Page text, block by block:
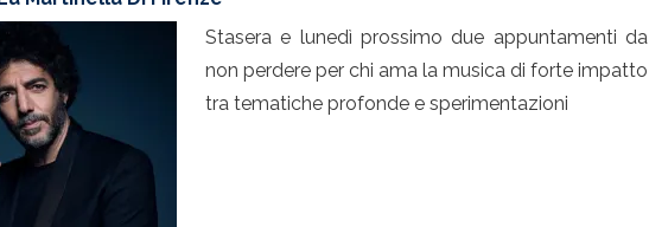
Stasera e lunedì prossimo due appuntamenti da
non perdere per chi ama la musica di forte impatto
tra tematiche profonde e sperimentazioni